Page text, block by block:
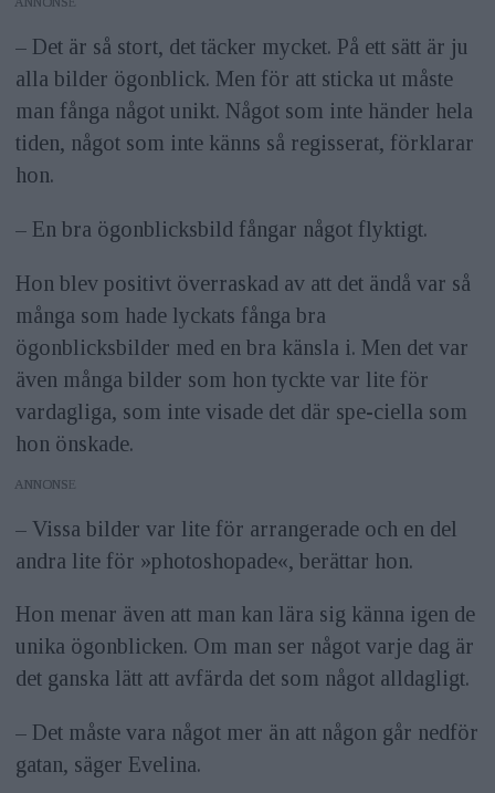
– Det är så stort, det täcker mycket. På ett sätt är ju
alla bilder ögonblick. Men för att sticka ut måste
man fånga något unikt. Något som inte händer hela
tiden, något som inte känns så regisserat, förklarar
hon.
– En bra ögonblicksbild fångar något flyktigt.
Hon blev positivt överraskad av att det ändå var så
många som hade lyckats fånga bra
ögonblicksbilder med en bra känsla i. Men det var
även många bilder som hon tyckte var lite för
vardagliga, som inte visade det där spe-ciella som
hon önskade.
ANNONS
– Vissa bilder var lite för arrangerade och en del
andra lite för »photoshopade«, berättar hon.
Hon menar även att man kan lära sig känna igen de
unika ögonblicken. Om man ser något varje dag är
det ganska lätt att avfärda det som något alldagligt.
– Det måste vara något mer än att någon går nedför
gatan, säger Evelina.